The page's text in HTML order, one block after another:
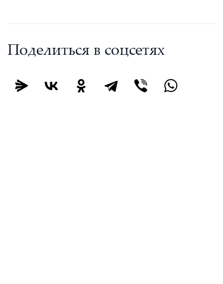
Поделиться в соцсетях